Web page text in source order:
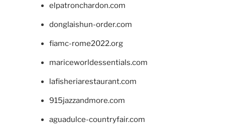
elpatronchardon.com
donglaishun-order.com
fiamc-rome2022.org
mariceworldessentials.com
lafisheriarestaurant.com
915jazzandmore.com
aguadulce-countryfair.com